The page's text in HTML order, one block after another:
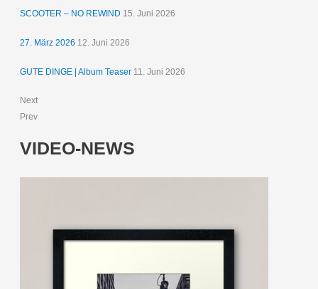
SCOOTER – NO REWIND 15. Juni 2026
27. März 2026 12. Juni 2026
GUTE DINGE | Album Teaser 11. Juni 2026
Next
Prev
VIDEO-NEWS